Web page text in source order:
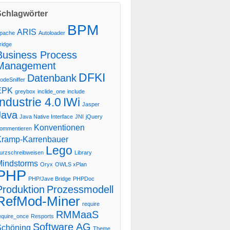
ARIS Autoloader BPM
Process
Datenbank DFKI
greybox inclide_one include
4.0 IWi Jasper
Java Native Interface JNI jQuery
Konventionen
Karrenbauer
Lego Library
Oryx OWLS xPlan
PHP/Jave Bridge PHPDoc
Prozessmodell
Miner require
Resports RMMaaS
Software AG Theme